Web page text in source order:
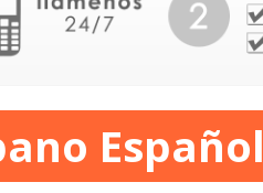
Español